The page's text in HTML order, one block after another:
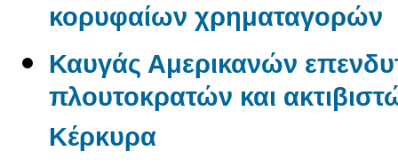
κορυφαίων χρηματαγορών
Καυγάς Αμερικανών
πλουτοκρατών και
Κέρκυρα